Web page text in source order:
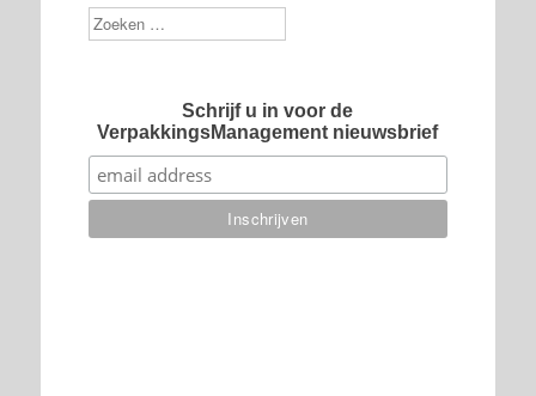
Zoek
Schrijf u in voor de
VerpakkingsManagement nieuwsbrief